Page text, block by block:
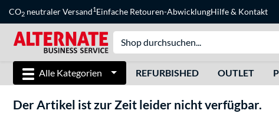
CO2 neutraler Versand1Einfache Retouren-AbwicklungHilfe& Kontakt
Alle Kategorien REFURBISHED OUTLET
Der Artikel ist zur Zeit leider nicht verfügbar.